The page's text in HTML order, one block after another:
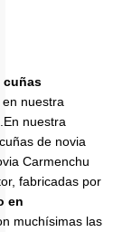
cuñas
nuestra
nuestra
de novia
Carmenchu
fabricadas por
en
muchísimas las